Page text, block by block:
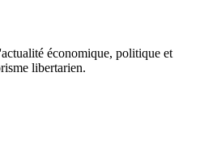
économique, politique et
libertarien.